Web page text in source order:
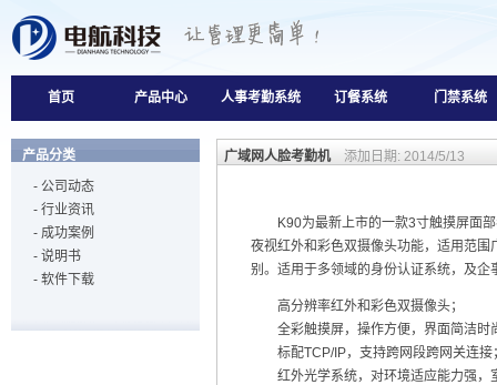
首页 产品中心 人事考勤系统 订餐系统 门禁系统
产品分类
- 公司动态
- 行业资讯
- 成功案例
- 说明书
- 软件下载
广域网人脸考勤机 添加日期: 2014/5/13
K90为最新上市的一款3寸触摸屏面部
夜视红外和彩色双摄像头功能，适用范
别。适用于多领域的身份认证系统，及企
高分辨率红外和彩色双摄像头；
全彩触摸屏，操作方便，界面简洁时
标配TCP/IP，支持跨网段跨网关连接
红外光学系统，对环境适应能力强，